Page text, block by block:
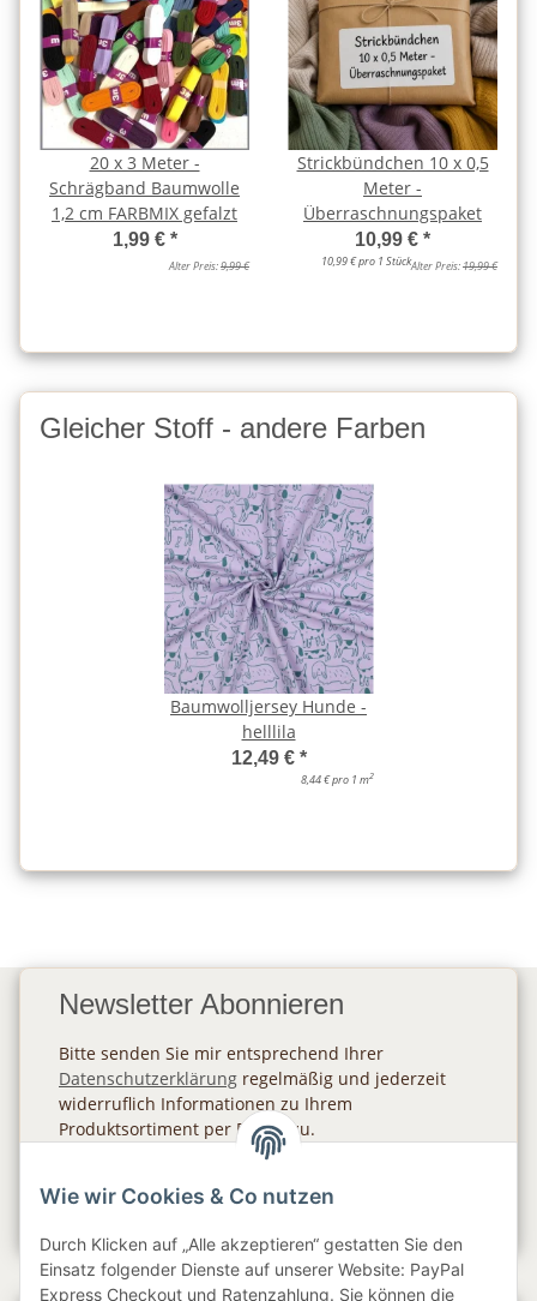
20 x 3 Meter -
Schrägband Baumwolle
1,2 cm FARBMIX gefalzt
1,99 € *
Alter Preis:9,99 €
Strickbündchen 10 x 0,5
Meter -
Überraschnungspaket
10,99 € *
10,99 € pro 1 StückAlter Preis:19,99 €
Gleicher Stoff - andere Farben
Baumwolljersey Hunde -
helllila
12,49 € *
8,44 € pro 1 m2
Newsletter Abonnieren
Bitte senden Sie mir entsprechend Ihrer
Datenschutzerklärung regelmäßig und jederzeit
widerruflich Informationen zu Ihrem
Produktsortiment per E-Mail zu.
Wie wir Cookies & Co nutzen
Durch Klicken auf „Alle akzeptieren“ gestatten Sie den
Einsatz folgender Dienste auf unserer Website: PayPal
Express Checkout und Ratenzahlung. Sie können die